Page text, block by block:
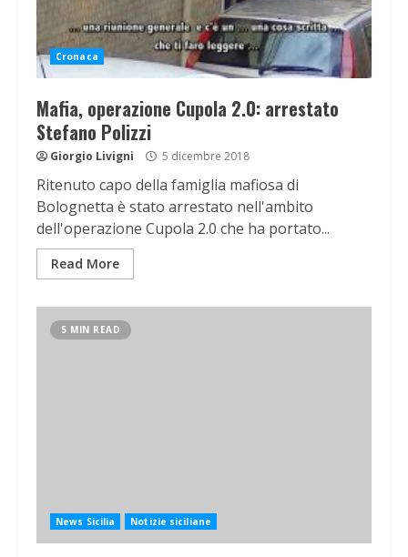
Cronaca
Mafia, operazione Cupola 2.0: arrestato
Stefano Polizzi
Giorgio Livigni 5 dicembre 2018
Ritenuto capo della famiglia mafiosa di
Bolognetta è stato arrestato nell'ambito
dell'operazione Cupola 2.0 che ha portato...
Read More
5 MIN READ
News Sicilia Notizie siciliane